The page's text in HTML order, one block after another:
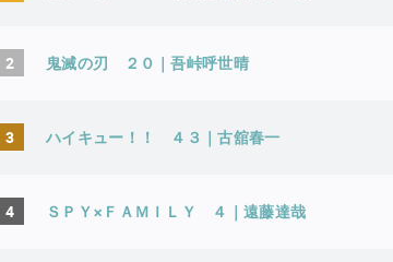
2 鬼滅の刃 ２０｜吾峠呼世晴
3 ハイキュー！！ ４３｜古舘春一
4 ＳＰＹ×ＦＡＭＩＬＹ ４｜遠藤達哉